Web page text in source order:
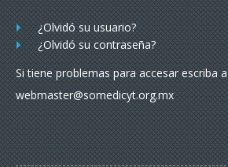
¿Olvidó su usuario?
¿Olvidó su contraseña?
Si tiene problemas para accesar escriba a
webmaster@somedicyt.org.mx